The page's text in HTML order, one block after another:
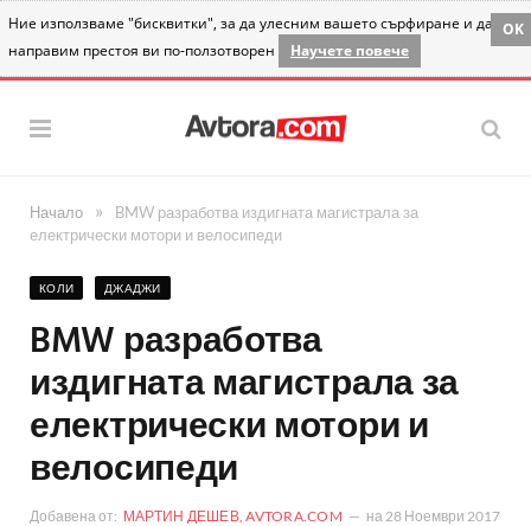
Ние използваме "бисквитки", за да улесним вашето сърфиране и да
направим престоя ви по-ползотворен
Научете повече
OK
Начало »
BMW разработва издигната магистрала за
електрически мотори и велосипеди
КОЛИ ДЖАДЖИ
BMW разработва
издигната магистрала за
електрически мотори и
велосипеди
Добавена от: МАРТИН ДЕШЕВ, AVTORA.COM на 28 Ноември 2017